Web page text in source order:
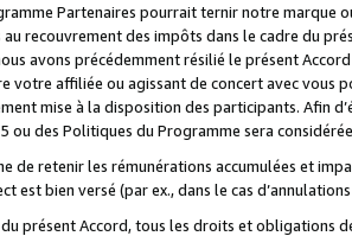
Partenaires pourrait ternir notre marque
recouvrement des impôts dans le cadre du
avons précédemment résilié le présent
votre affiliée ou agissant de concert avec vous
mise à la disposition des participants. Afin
ou des Politiques du Programme sera
de retenir les rémunérations accumulées et
est bien versé (par ex., dans le cas
présent Accord, tous les droits et obligations